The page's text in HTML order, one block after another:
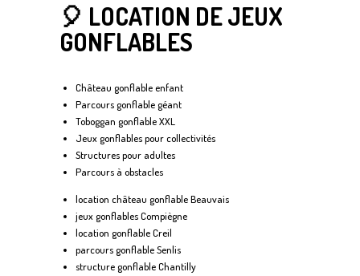
🎈 LOCATION DE JEUX
GONFLABLES
Château gonflable enfant
Parcours gonflable géant
Toboggan gonflable XXL
Jeux gonflables pour collectivités
Structures pour adultes
Parcours à obstacles
location château gonflable Beauvais
jeux gonflables Compiègne
location gonflable Creil
parcours gonflable Senlis
structure gonflable Chantilly